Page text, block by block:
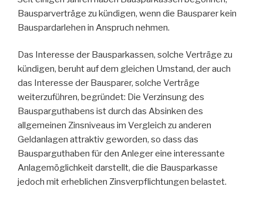
Bausparverträge zu kündigen, wenn die Bausparer kein
Bauspardarlehen in Anspruch nehmen.
Das Interesse der Bausparkassen, solche Verträge zu
kündigen, beruht auf dem gleichen Umstand, der auch
das Interesse der Bausparer, solche Verträge
weiterzuführen, begründet: Die Verzinsung des
Bausparguthabens ist durch das Absinken des
allgemeinen Zinsniveaus im Vergleich zu anderen
Geldanlagen attraktiv geworden, so dass das
Bausparguthaben für den Anleger eine interessante
Anlagemöglichkeit darstellt, die die Bausparkasse
jedoch mit erheblichen Zinsverpflichtungen belastet.